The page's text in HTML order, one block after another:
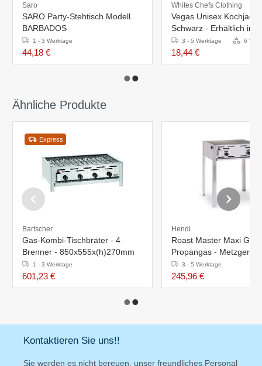
Saro
SARO Party-Stehtisch Modell
BARBADOS
1 - 3 Werktage
44,18 €
Whites Chefs Clothing
Vegas Unisex Kochjacke
Schwarz - Erhältlich in
3 - 5 Werktage 6
18,44 €
Ähnliche Produkte
Express
Bartscher
Gas-Kombi-Tischbräter - 4
Brenner - 850x555x(h)270mm
1 - 3 Werktage
601,23 €
Hendi
Roast Master Maxi Grill
Propangas - Metzgergrill
3 - 5 Werktage
245,96 €
Kontaktieren Sie uns!!
Sie werden es nicht bereuen, unser freundliches Personal